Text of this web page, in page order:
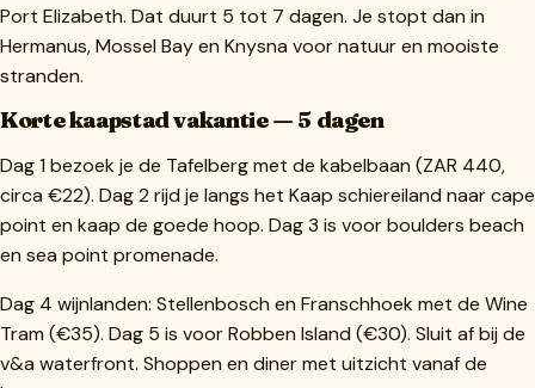
Port Elizabeth. Dat duurt 5 tot 7 dagen. Je stopt dan in
Hermanus, Mossel Bay en Knysna voor natuur en mooiste
stranden.
Korte kaapstad vakantie — 5 dagen
Dag 1 bezoek je de Tafelberg met de kabelbaan (ZAR 440,
circa €22). Dag 2 rijd je langs het Kaap schiereiland naar cape
point en kaap de goede hoop. Dag 3 is voor boulders beach
en sea point promenade.
Dag 4 wijnlanden: Stellenbosch en Franschhoek met de Wine
Tram (€35). Dag 5 is voor Robben Island (€30). Sluit af bij de
v&a waterfront. Shoppen en diner met uitzicht vanaf de